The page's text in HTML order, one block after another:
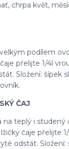
chrpa květ,
podílem
přelijte 1/4l
Složení: šípek
ČAJ
na teplý i studený
čaje přelijte
odstát. Složení: